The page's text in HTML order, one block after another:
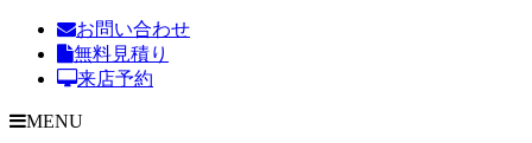
お問い合わせ
無料見積り
来店予約
MENU